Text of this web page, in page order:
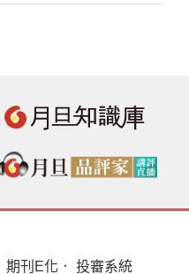
期刊E化 ． 投審系統